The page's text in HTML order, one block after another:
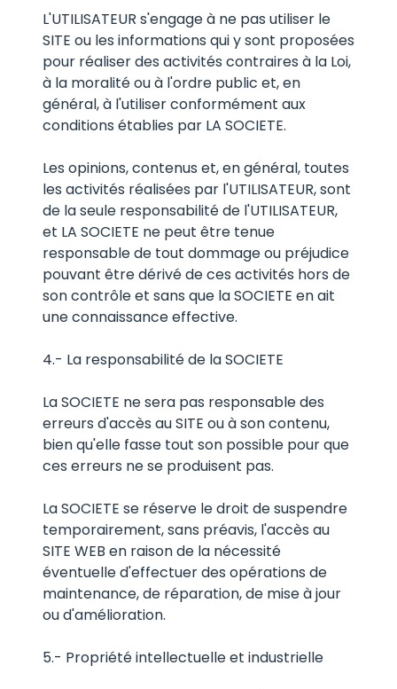
L'UTILISATEUR s'engage à ne pas utiliser le
SITE ou les informations qui y sont proposées
pour réaliser des activités contraires à la Loi,
à la moralité ou à l'ordre public et, en
général, à l'utiliser conformément aux
conditions établies par LA SOCIETE.
Les opinions, contenus et, en général, toutes
les activités réalisées par l'UTILISATEUR, sont
de la seule responsabilité de l'UTILISATEUR,
et LA SOCIETE ne peut être tenue
responsable de tout dommage ou préjudice
pouvant être dérivé de ces activités hors de
son contrôle et sans que la SOCIETE en ait
une connaissance effective.
4.- La responsabilité de la SOCIETE
La SOCIETE ne sera pas responsable des
erreurs d'accès au SITE ou à son contenu,
bien qu'elle fasse tout son possible pour que
ces erreurs ne se produisent pas.
La SOCIETE se réserve le droit de suspendre
temporairement, sans préavis, l'accès au
SITE WEB en raison de la nécessité
éventuelle d'effectuer des opérations de
maintenance, de réparation, de mise à jour
ou d'amélioration.
5.- Propriété intellectuelle et industrielle